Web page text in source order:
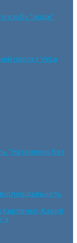
клубу “Імідж”
проєкт VeLa
“Натхнення без
Карпенко-Карий